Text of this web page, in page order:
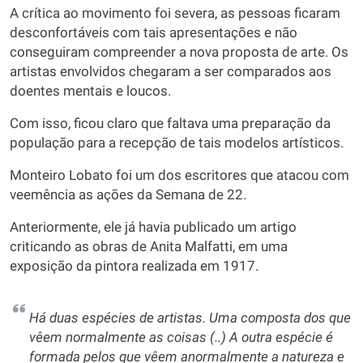
A crítica ao movimento foi severa, as pessoas ficaram
desconfortáveis com tais apresentações e não
conseguiram compreender a nova proposta de arte. Os
artistas envolvidos chegaram a ser comparados aos
doentes mentais e loucos.
Com isso, ficou claro que faltava uma preparação da
população para a recepção de tais modelos artísticos.
Monteiro Lobato foi um dos escritores que atacou com
veemência as ações da Semana de 22.
Anteriormente, ele já havia publicado um artigo
criticando as obras de Anita Malfatti, em uma
exposição da pintora realizada em 1917.
Há duas espécies de artistas. Uma composta dos que
vêem normalmente as coisas (..) A outra espécie é
formada pelos que vêem anormalmente a natureza e